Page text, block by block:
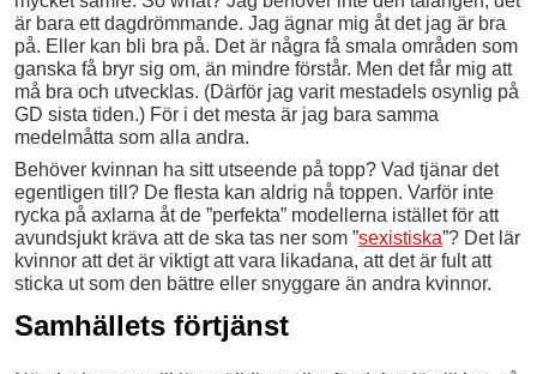
är bara ett dagdrömmande. Jag ägnar mig åt det jag är bra
på. Eller kan bli bra på. Det är några få smala områden som
ganska få bryr sig om, än mindre förstår. Men det får mig att
må bra och utvecklas. (Därför jag varit mestadels osynlig på
GD sista tiden.) För i det mesta är jag bara samma
medelmåtta som alla andra.
Behöver kvinnan ha sitt utseende på topp? Vad tjänar det
egentligen till? De flesta kan aldrig nå toppen. Varför inte
rycka på axlarna åt de ”perfekta” modellerna istället för att
avundsjukt kräva att de ska tas ner som ”sexistiska”? Det lär
kvinnor att det är viktigt att vara likadana, att det är fult att
sticka ut som den bättre eller snyggare än andra kvinnor.
Samhällets förtjänst